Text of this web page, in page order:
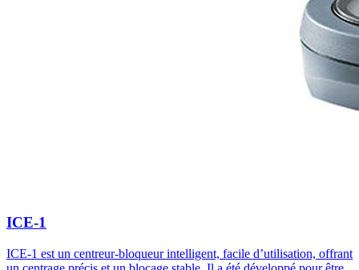
ICE-1
ICE-1 est un centreur-bloqueur intelligent, facile d’utilisation, offrant